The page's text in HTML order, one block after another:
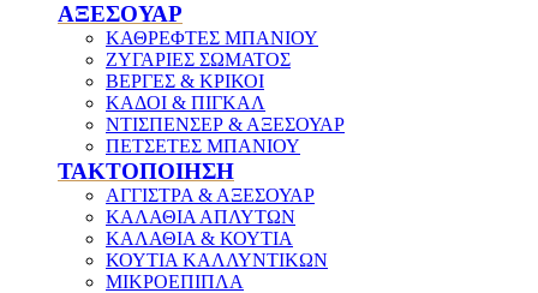
ΑΞΕΣΟΥΑΡ
ΚΑΘΡΕΦΤΕΣ ΜΠΑΝΙΟΥ
ΖΥΓΑΡΙΕΣ ΣΩΜΑΤΟΣ
ΒΕΡΓΕΣ & ΚΡΙΚΟΙ
ΚΑΔΟΙ & ΠΙΓΚΑΛ
ΝΤΙΣΠΕΝΣΕΡ & ΑΞΕΣΟΥΑΡ
ΠΕΤΣΕΤΕΣ ΜΠΑΝΙΟΥ
ΤΑΚΤΟΠΟΙΗΣΗ
ΑΓΓΙΣΤΡΑ & ΑΞΕΣΟΥΑΡ
ΚΑΛΑΘΙΑ ΑΠΛΥΤΩΝ
ΚΑΛΑΘΙΑ & ΚΟΥΤΙΑ
ΚΟΥΤΙΑ ΚΑΛΛΥΝΤΙΚΩΝ
ΜΙΚΡΟΕΠΙΠΛΑ